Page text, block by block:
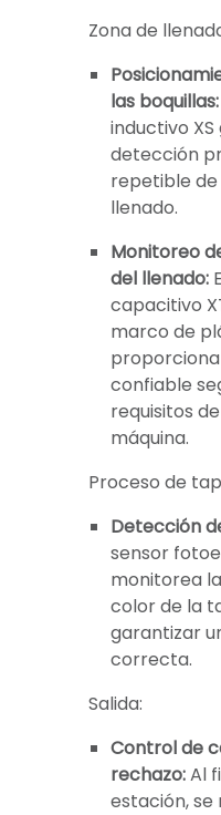
Zona de
las boquillas:
inductivo
detección
repetible de
llenado.
Monitoreo
del llenado:
capacitivo
marco de
confiable
requisitos
máquina.
Proceso de
Detección
sensor
monitorea
color de la
garantizar
correcta.
Salida:
Control de
rechazo:Al
estación, se